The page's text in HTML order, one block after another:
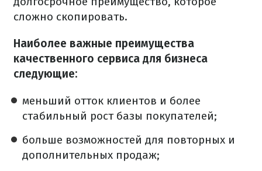
сложно скопировать.
Наиболее важные преимущества
качественного сервиса для бизнеса
следующие:
меньший отток клиентов и более
стабильный рост базы покупателей;
больше возможностей для повторных и
дополнительных продаж;